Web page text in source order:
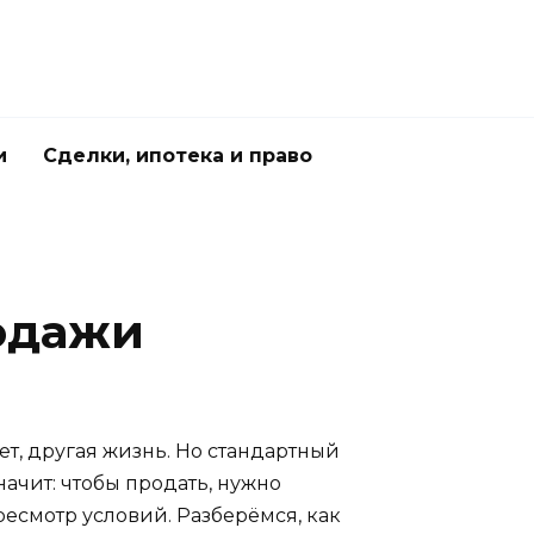
Сделки, ипотека и право
другая жизнь. Но стандартный
чтобы продать, нужно
условий. Разберёмся, как